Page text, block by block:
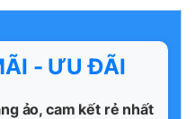
- ƯU ĐÃI
ảo, cam kết rẻ nhất